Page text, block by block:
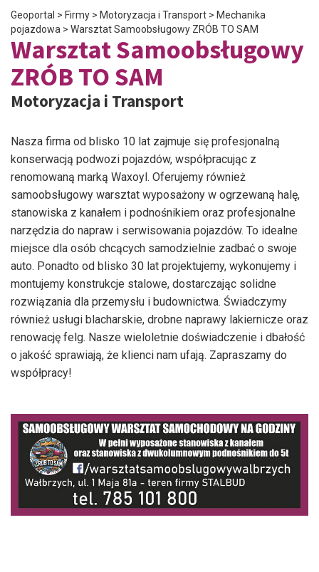
Geoportal > Firmy > Motoryzacja i Transport > Mechanika
pojazdowa > Warsztat Samoobsługowy ZRÓB TO SAM
Warsztat Samoobsługowy
ZRÓB TO SAM
Motoryzacja i Transport
Nasza firma od blisko 10 lat zajmuje się profesjonalną
konserwacją podwozi pojazdów, współpracując z
renomowaną marką Waxoyl. Oferujemy również
samoobsługowy warsztat wyposażony w ogrzewaną halę,
stanowiska z kanałem i podnośnikiem oraz profesjonalne
narzędzia do napraw i serwisowania pojazdów. To idealne
miejsce dla osób chcących samodzielnie zadbać o swoje
auto. Ponadto od blisko 30 lat projektujemy, wykonujemy i
montujemy konstrukcje stalowe, dostarczając solidne
rozwiązania dla przemysłu i budownictwa. Świadczymy
również usługi blacharskie, drobne naprawy lakiernicze oraz
renowację felg. Nasze wieloletnie doświadczenie i dbałość
o jakość sprawiają, że klienci nam ufają. Zapraszamy do
współpracy!